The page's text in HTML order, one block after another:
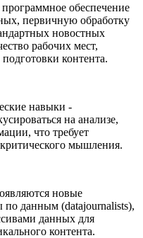
обеспечение
первичную обработку
новостных
рабочих мест,
контента.
навыки -
на анализе,
что требует
мышления.
новые
по данным (datajournalists),
данных для
контента.